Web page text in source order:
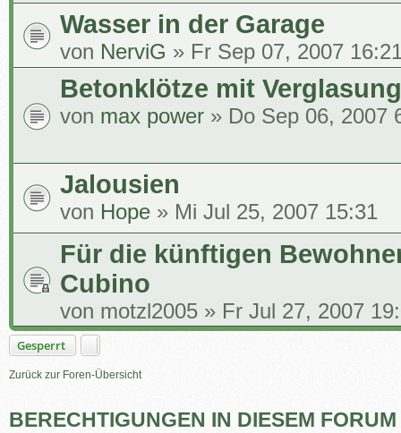
Wasser in der Garage
von NerviG » Fr Sep 07, 2007
Betonklötze mit
von max power » Do Sep 06, 2007
Jalousien
von Hope » Mi Jul 25, 2007 15:31
Für die künftigen
Cubino
von motzl2005 » Fr Jul 27, 2007
Gesperrt
Zurück zur Foren-Übersicht
BERECHTIGUNGEN IN DIESEM FORUM